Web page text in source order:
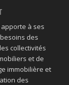
à ses
des
collectivités
et de
immobilière et
des